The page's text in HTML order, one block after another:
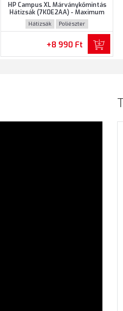
HP Campus XL Márványkőmintás
Hátizsák (7K0E2AA) - Maximum
16.1" méretű notebookokhoz,
Márványkőmintás színben
Hátizsák Poliészter
+8 990 Ft